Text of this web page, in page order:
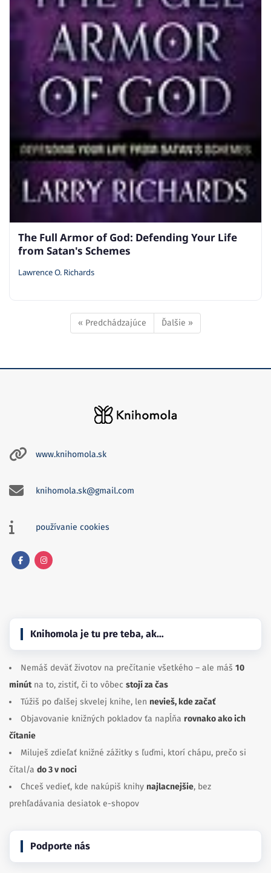
The Full Armor of God: Defending Your Life
from Satan's Schemes
Lawrence O. Richards
« Predchádzajúce Ďalšie »
www.knihomola.sk
knihomola.sk@gmail.com
používanie cookies
Knihomola je tu pre teba, ak…
Nemáš deväť životov na prečítanie všetkého – ale máš 10
minútna to, zistiť, či to vôbec stojí za čas
Túžiš po ďalšej skvelej knihe, len nevieš, kde začať
Objavovanie knižných pokladov ťa napĺňa rovnako ako ich
čítanie
Miluješ zdieľať knižné zážitky s ľuďmi, ktorí chápu, prečo si
čítal/a do 3 v noci
Chceš vedieť, kde nakúpiš knihy najlacnejšie, bez
prehľadávania desiatok e-shopov
Podporte nás